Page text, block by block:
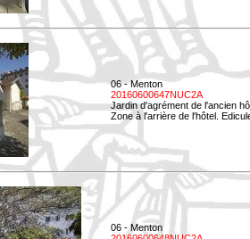
06 - Menton
20160600647NUC2A
Jardin d'agrément de l'ancien
Zone à l'arrière de l'hôtel.
06 - Menton